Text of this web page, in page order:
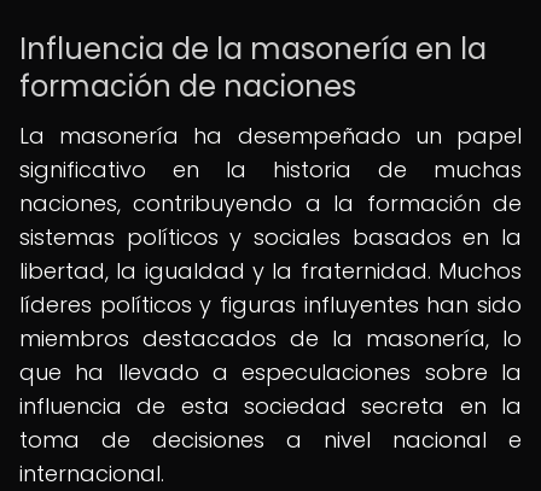
Influencia de la masonería en la
formación de naciones
La masonería ha desempeñado un papel
significativo en la historia de muchas
naciones, contribuyendo a la formación de
sistemas políticos y sociales basados en la
libertad, la igualdad y la fraternidad. Muchos
líderes políticos y figuras influyentes han sido
miembros destacados de la masonería, lo
que ha llevado a especulaciones sobre la
influencia de esta sociedad secreta en la
toma de decisiones a nivel nacional e
internacional.